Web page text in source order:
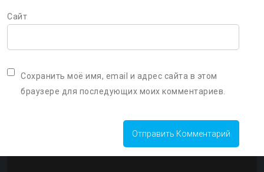
Сайт
Сохранить моё имя, email и адрес сайта в этом
браузере для последующих моих комментариев.